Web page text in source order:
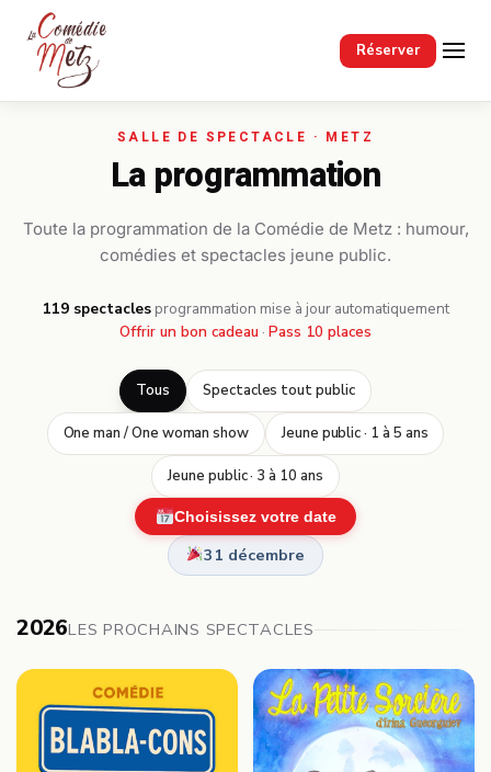
Réserver
Passer au contenu principal
La programmation
Toute la programmation de la Comédie de Metz : humour,
comédies et spectacles jeune public.
119 spectacles· programmation mise à jour automatiquement
Offrir un bon cadeau · Pass 10 places
Tous Spectacles tout public
One man / One woman show Jeune public · 1 à 5 ans
Jeune public · 3 à 10 ans
Choisissez votre date
31 décembre
2026LES PROCHAINS SPECTACLES